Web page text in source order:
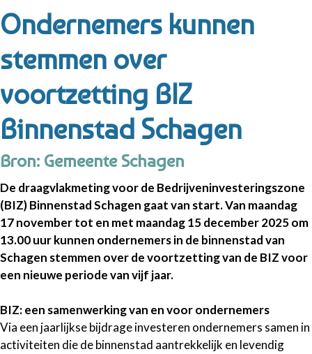
Ondernemers kunnen
stemmen over
voortzetting BIZ
Binnenstad Schagen
Bron: Gemeente Schagen
De draagvlakmeting voor de Bedrijveninvesteringszone
(BIZ) Binnenstad Schagen gaat van start. Van maandag
17 november tot en met maandag 15 december 2025 om
13.00 uur kunnen ondernemers in de binnenstad van
Schagen stemmen over de voortzetting van de BIZ voor
een nieuwe periode van vijf jaar.
BIZ: een samenwerking van en voor ondernemers
Via een jaarlijkse bijdrage investeren ondernemers samen in
activiteiten die de binnenstad aantrekkelijk en levendig